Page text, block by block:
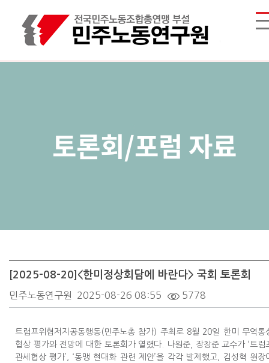
토론회/포럼 자료
[2025-08-20]<한미정상회담에 바란다> 국회 토론회
민주노동연구원 2025-08-26 08:55 5778
트럼프위협저지공동행동(민주노총 참가) 주최로 8월 20일 한미 무역통
협상 평가와 전망에 대한 토론회가 열렸다. 나원준, 장창준 교수가 ‘트럼
관세협상 평가’, ‘동맹 현대화 관련 제안’을 각각 발제했고, 김성혁 원장